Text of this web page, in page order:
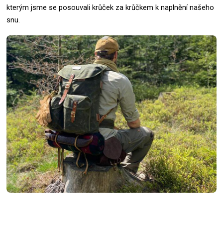
kterým jsme se posouvali krůček za krůčkem k naplnění našeho
snu.